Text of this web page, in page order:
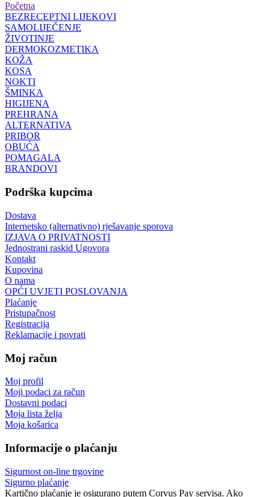
Početna
BEZRECEPTNI LIJEKOVI
SAMOLIJEČENJE
ŽIVOTINJE
DERMOKOZMETIKA
KOŽA
KOSA
NOKTI
ŠMINKA
HIGIJENA
PREHRANA
ALTERNATIVA
PRIBOR
OBUĆA
POMAGALA
BRANDOVI
Podrška kupcima
Dostava
Internetsko (alternativno) rješavanje sporova
IZJAVA O PRIVATNOSTI
Jednostrani raskid Ugovora
Kontakt
Kupovina
O nama
OPĆI UVJETI POSLOVANJA
Plaćanje
Pristupačnost
Registracija
Reklamacije i povrati
Moj račun
Moj profil
Moji podaci za račun
Dostavni podaci
Moja lista želja
Moja košarica
Informacije o plaćanju
Sigurnost on-line trgovine
Sigurno plaćanje
Kartično plaćanje je osigurano putem Corvus Pay servisa. Ako